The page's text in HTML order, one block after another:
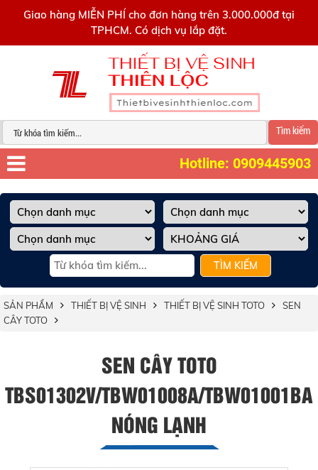
Giao hàng MIỄN PHÍ cho đơn hàng trên 3.000.000đ tại
TPHCM. Có dịch vụ lắp đặt.
Tìm kiếm
Hotline: 0909445903
TÌM KIẾM
SẢN PHẨM THIẾT BỊ VỆ SINH THIẾT BỊ VỆ SINH TOTO
SEN
CÂY TOTO
SEN CÂY TOTO
TBS01302V/TBW01008A/TBW01001BA
NÓNG LẠNH
0909445903